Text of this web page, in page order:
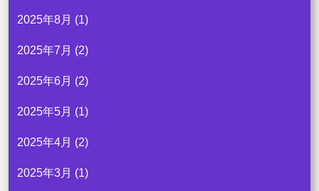
2025年8月 (1)
2025年7月 (2)
2025年6月 (2)
2025年5月 (1)
2025年4月 (2)
2025年3月 (1)